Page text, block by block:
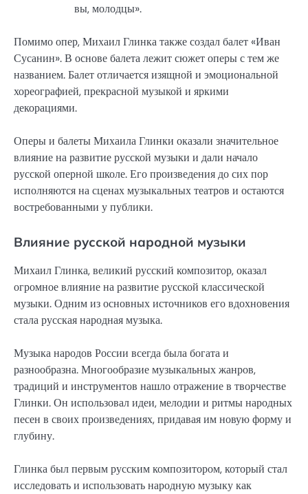
вы, молодцы».
Помимо опер, Михаил Глинка также создал балет «Иван
Сусанин». В основе балета лежит сюжет оперы с тем же
названием. Балет отличается изящной и эмоциональной
хореографией, прекрасной музыкой и яркими
декорациями.
Оперы и балеты Михаила Глинки оказали значительное
влияние на развитие русской музыки и дали начало
русской оперной школе. Его произведения до сих пор
исполняются на сценах музыкальных театров и остаются
востребованными у публики.
Влияние русской народной музыки
Михаил Глинка, великий русский композитор, оказал
огромное влияние на развитие русской классической
музыки. Одним из основных источников его вдохновения
стала русская народная музыка.
Музыка народов России всегда была богата и
разнообразна. Многообразие музыкальных жанров,
традиций и инструментов нашло отражение в творчестве
Глинки. Он использовал идеи, мелодии и ритмы народных
песен в своих произведениях, придавая им новую форму и
глубину.
Глинка был первым русским композитором, который стал
исследовать и использовать народную музыку как